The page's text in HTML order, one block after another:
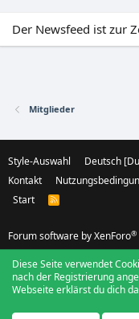
Der Newsfeed ist zur
Mitglieder
Style-Auswahl
Deutsch
Kontakt
Start
R
S
Forum software by XenForo®
Diese Seite verwendet
nach der Registrierung
Webseite erklärst du dich